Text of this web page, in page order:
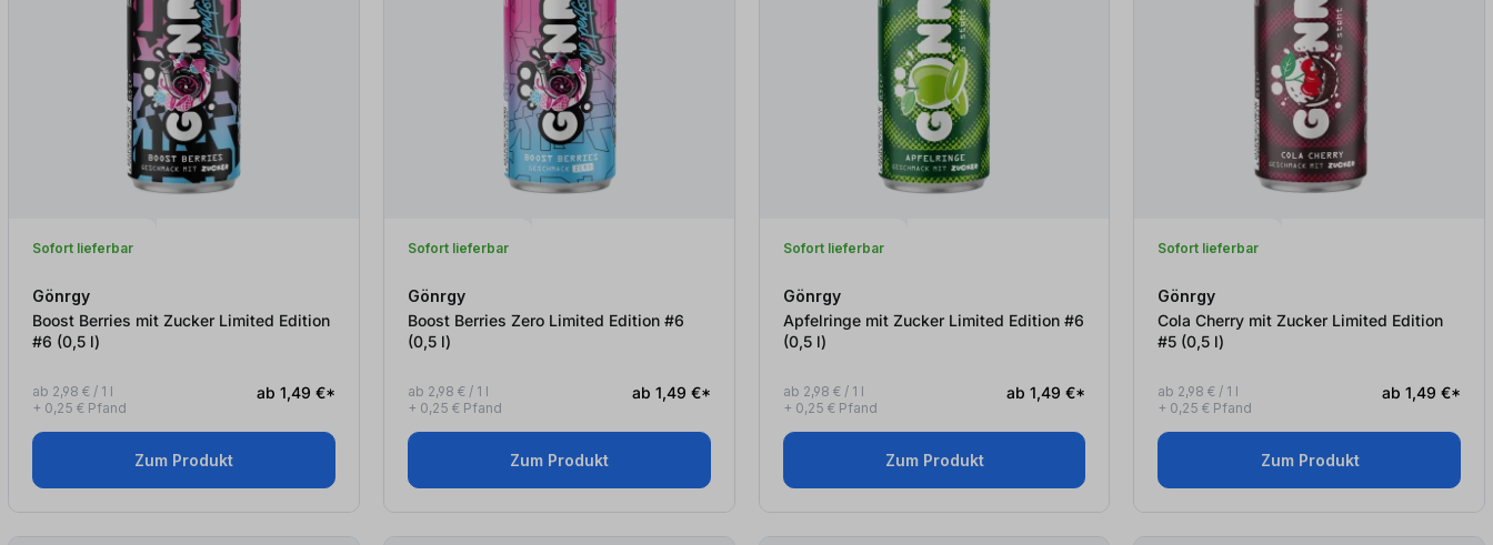
Sofort lieferbar
Gönrgy
Boost Berries mit Zucker Limited Edition
#6 (0,5 l)
ab 2,98 € / 1 l
+ 0,25 € Pfand
ab 1,49 €*
Zum Produkt
Sofort lieferbar
Gönrgy
Boost Berries Zero Limited Edition #6
(0,5 l)
ab 2,98 € / 1 l
+ 0,25 € Pfand
ab 1,49 €*
Zum Produkt
Sofort lieferbar
Gönrgy
Apfelringe mit Zucker Limited Edition #6
(0,5 l)
ab 2,98 € / 1 l
+ 0,25 € Pfand
ab 1,49 €*
Zum Produkt
Sofort lieferbar
Gönrgy
Cola Cherry mit Zucker Limited Edition
#5 (0,5 l)
ab 2,98 € / 1 l
+ 0,25 € Pfand
ab 1,49 €*
Zum Produkt